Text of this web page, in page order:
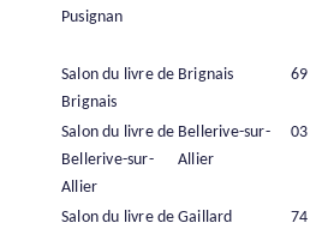
Pusignan
Salon du livre de
Brignais
Brignais 69
Salon du livre de
Bellerive-sur-
Allier
Bellerive-sur-
Allier
03
Salon du livre de Gaillard 74